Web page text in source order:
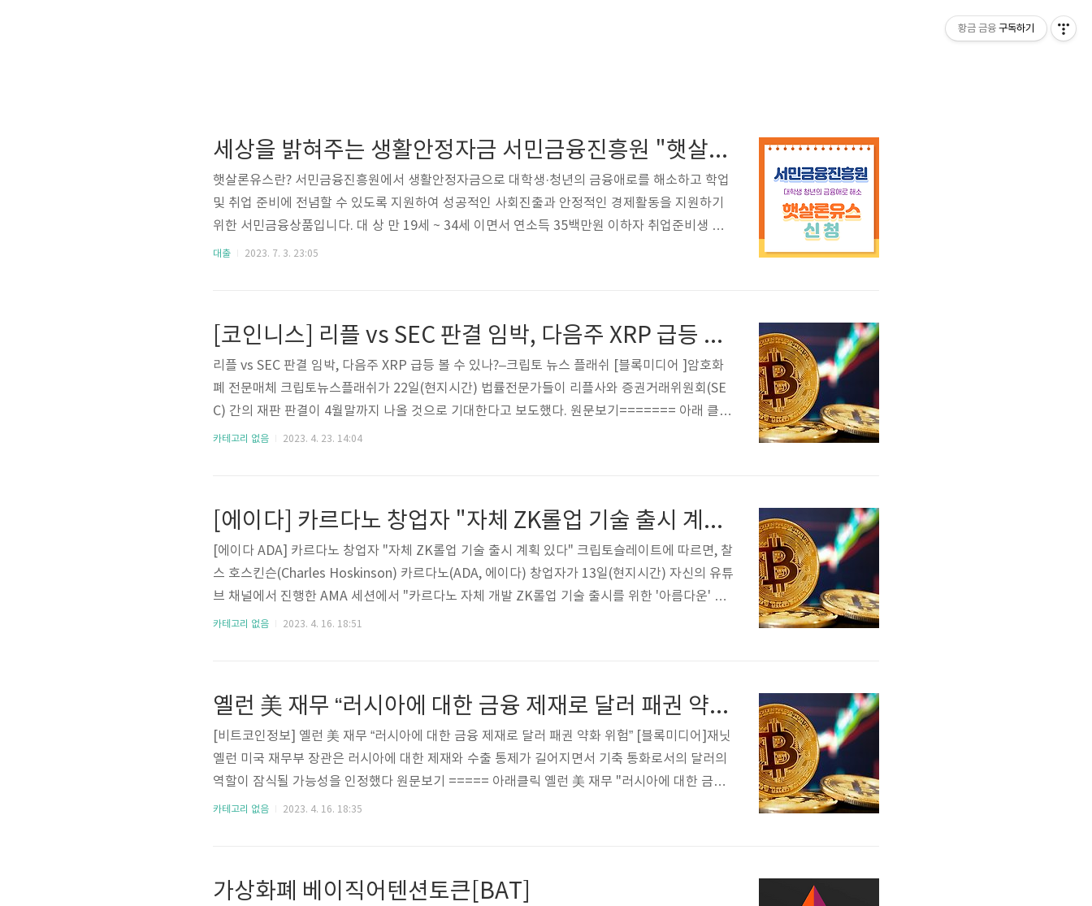
세상을 밝혀주는 생활안정자금 서민금융진흥원 "햇살론유스"
햇살론유스란? 서민금융진흥원에서 생활안정자금으로 대학생·청년의 금융애로를 해소하고 학업
및 취업 준비에 전념할 수 있도록 지원하여 성공적인 사회진출과 안정적인 경제활동을 지원하기
위한 서민금융상품입니다. 대 상 만 19세 ~ 34세 이면서 연소득 35백만원 이하자 취업준비생 대
학(원)생, 학점은행제 수강자, 미취업청년 사회초년생 중소기업에 1년 이하 재직 중인 자 ※ 개인
료율 제출 필요서류 ☞ 서민금융진흥원 홈페이지 참조
대출 2023. 7. 3. 23:05
[코인니스] 리플 vs SEC 판결 임박, 다음주 XRP 급등 볼 수 있나?–크립토 뉴스 플래쉬
리플 vs SEC 판결 임박, 다음주 XRP 급등 볼 수 있나?–크립토 뉴스 플래쉬 [블록미디어 ]암호화
폐 전문매체 크립토뉴스플래쉬가 22일(현지시간) 법률전문가들이 리플사와 증권거래위원회(SE
C) 간의 재판 판결이 4월말까지 나올 것으로 기대한다고 보도했다. 원문보기======= 아래 클릭
리플 vs SEC 판결 임박, 다음주 XRP 급등 볼 수 있나?--크립토 뉴스 플래쉬 | 블록미디어 (blockm
는 리플..
카테고리 없음 2023. 4. 23. 14:04
[에이다] 카르다노 창업자 "자체 ZK롤업 기술 출시 계획 있다"
[에이다 ADA] 카르다노 창업자 "자체 ZK롤업 기술 출시 계획 있다" 크립토슬레이트에 따르면, 찰
스 호스킨슨(Charles Hoskinson) 카르다노(ADA, 에이다) 창업자가 13일(현지시간) 자신의 유튜
브 채널에서 진행한 AMA 세션에서 "카르다노 자체 개발 ZK롤업 기술 출시를 위한 '아름다운' 계
획을 갖고 있다"고 말했다. 원본보기 ====== 아래클릭 https://coinnesslive.page.link/xdEwf
카테고리 없음 2023. 4. 16. 18:51
옐런 美 재무 “러시아에 대한 금융 제재로 달러 패권 약화 위험”
[비트코인정보] 옐런 美 재무 “러시아에 대한 금융 제재로 달러 패권 약화 위험” [블록미디어]재닛
옐런 미국 재무부 장관은 러시아에 대한 제재와 수출 통제가 길어지면서 기축 통화로서의 달러의
역할이 잠식될 가능성을 인정했다 원문보기 ===== 아래클릭 옐런 美 재무 "러시아에 대한 금융
제재로 달러 패권 약화 위험" | 블록미디어 (blockmedia.co.kr) 옐런 美 재무 "러시아에 대한 금
에 따르면..
카테고리 없음 2023. 4. 16. 18:35
가상화폐 베이직어텐션토큰[BAT]
황금 금융 구독하기